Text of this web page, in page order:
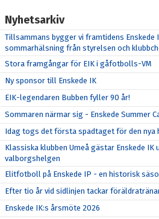
Nyhetsarkiv
Tillsammans bygger vi framtidens Enskede
sommarhälsning från styrelsen och
Stora framgångar för EIK i gåfotbolls-VM
Ny sponsor till Enskede IK
EIK-legendaren Bubben fyller 90 år!
Sommaren närmar sig - Enskede Summer
Idag togs det första spadtaget för den nya
Klassiska klubben Umeå gästar Enskede IK
valborgshelgen
Elitfotboll på Enskede IP - en historisk
Efter tio år vid sidlinjen tackar
Enskede IK:s årsmöte 2026